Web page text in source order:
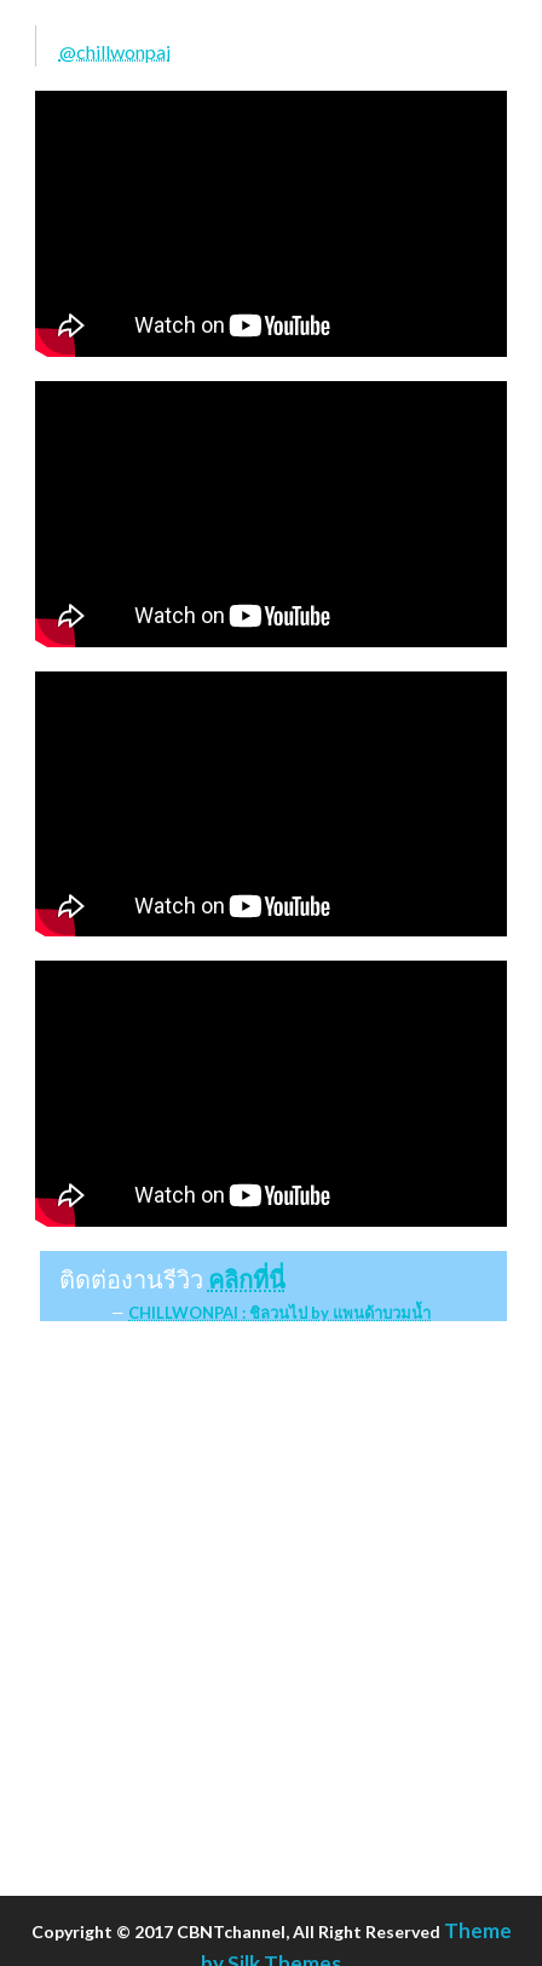
@chillwonpai
ติดต่องานรีวิว คลิกที่นี่
CHILLWONPAI : ชิลวนไป by แพนด้าบวมน้ำ
Copyright © 2017 CBNTchannel, All Right Reserved Theme